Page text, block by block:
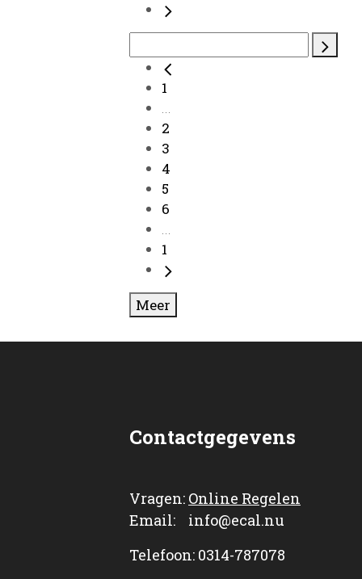
1
...
2
3
4
5
6
...
1
Meer
Contactgegevens
Vragen: Online Regelen
Email: info@ecal.nu
Telefoon: 0314-787078